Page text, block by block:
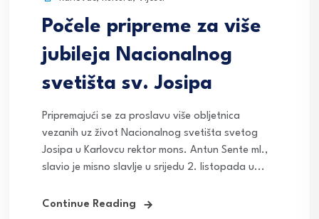
Počele pripreme za više
jubileja Nacionalnog
svetišta sv. Josipa
Pripremajući se za proslavu više obljetnica
vezanih uz život Nacionalnog svetišta svetog
Josipa u Karlovcu rektor mons. Antun Sente ml.,
slavio je misno slavlje u srijedu 2. listopada u...
Continue Reading